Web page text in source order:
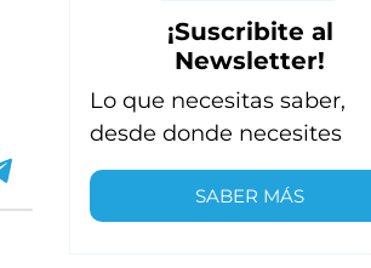
¡Suscribite al
Newsletter!
Lo que necesitas saber,
desde donde necesites
SABER MÁS